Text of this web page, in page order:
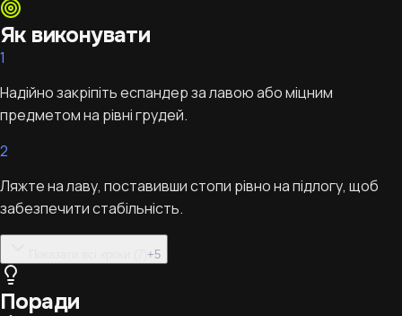
Як виконувати
1
Надійно закріпіть еспандер за лавою або міцним
предметом на рівні грудей.
2
Ляжте на лаву, поставивши стопи рівно на підлогу, щоб
забезпечити стабільність.
+5
Поради